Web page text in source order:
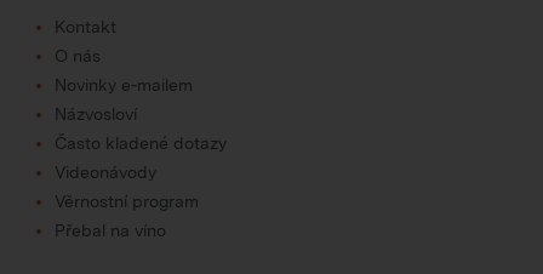
Kontakt
O nás
Novinky e-mailem
Názvosloví
Často kladené dotazy
Videonávody
Věrnostní program
Přebal na víno